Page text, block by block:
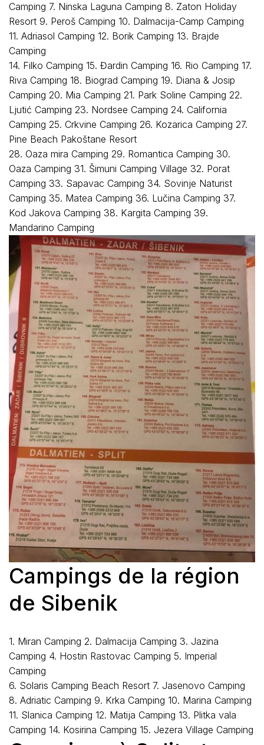
Camping 7. Ninska Laguna Camping 8. Zaton Holiday
Resort 9. Peroš Camping 10. Dalmacija-Camp Camping
11. Adriasol Camping 12. Borik Camping 13. Brajde
Camping
14. Filko Camping 15. Đardin Camping 16. Rio Camping 17.
Riva Camping 18. Biograd Camping 19. Diana & Josip
Camping 20. Mia Camping 21. Park Soline Camping 22.
Ljutić Camping 23. Nordsee Camping 24. California
Camping 25. Crkvine Camping 26. Kozarica Camping 27.
Pine Beach Pakoštane Resort
28. Oaza mira Camping 29. Romantica Camping 30.
Oaza Camping 31. Šimuni Camping Village 32. Porat
Camping 33. Sapavac Camping 34. Sovinje Naturist
Camping 35. Matea Camping 36. Lučina Camping 37.
Kod Jakova Camping 38. Kargita Camping 39.
Mandarino Camping
Campings de la région
de Sibenik
1. Miran Camping 2. Dalmacija Camping 3. Jazina
Camping 4. Hostin Rastovac Camping 5. Imperial
Camping
6. Solaris Camping Beach Resort 7. Jasenovo Camping
8. Adriatic Camping 9. Krka Camping 10. Marina Camping
11. Slanica Camping 12. Matija Camping 13. Plitka vala
Camping 14. Kosirina Camping 15. Jezera Village Camping